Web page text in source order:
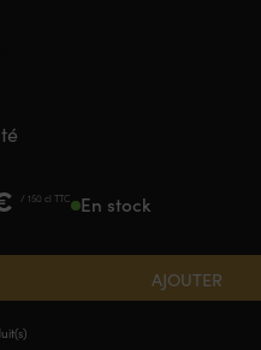
/ 150 cl TTC En stock
AJOUTER